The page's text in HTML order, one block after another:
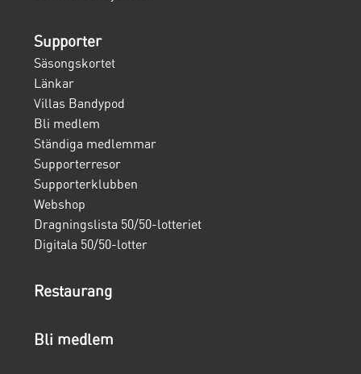
Supporter
Säsongskortet
Länkar
Villas Bandypod
Bli medlem
Ständiga medlemmar
Supporterresor
Supporterklubben
Webshop
Dragningslista 50/50-lotteriet
Digitala 50/50-lotter
Restaurang
Bli medlem